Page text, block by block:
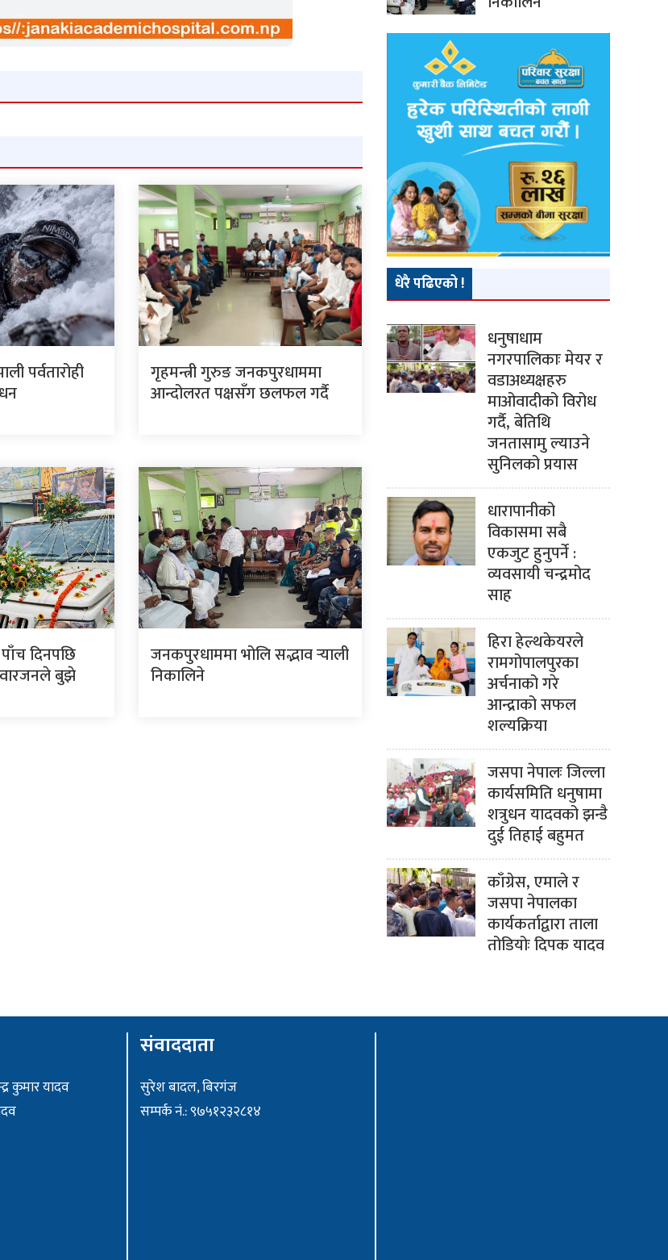
पर्वतारोही गृहमन्त्री गुरुङ जनकपुरधाममा
आन्दोलरत पक्षसँग छलफल गर्दै
दिनपछि
बुझे
जनकपुरधाममा भोलि सद्भाव र्‍याली
निकालिने
धेरै पढिएको !
धनुषाधाम
नगरपालिकाः मेयर र
वडाअध्यक्षहरु
माओवादीको विरोध
गर्दै, बेतिथि
जनतासामु ल्याउने
सुनिलको प्रयास
धारापानीको
विकासमा सबै
एकजुट हुनुपर्ने :
व्यवसायी चन्द्रमोद
साह
हिरा हेल्थकेयरले
रामगोपालपुरका
अर्चनाको गरे
आन्द्राको सफल
शल्यक्रिया
जसपा नेपालः जिल्ला
कार्यसमिति धनुषामा
शत्रुधन यादवको झन्डै
दुई तिहाई बहुमत
काँग्रेस, एमाले र
जसपा नेपालका
कार्यकर्ताद्वारा ताला
तोडियोः दिपक यादव
कुमार यादव
संवाददाता
सुरेश बादल, बिरगंज
सम्पर्क नं.: ९७५१२३२८१४